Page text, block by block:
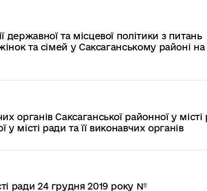
та місцевої політики з питань
та сімей у Саксаганському районі
органів Саксаганської районної у місті
у місті ради та її виконавчих органів
ради 24 грудня 2019 року №